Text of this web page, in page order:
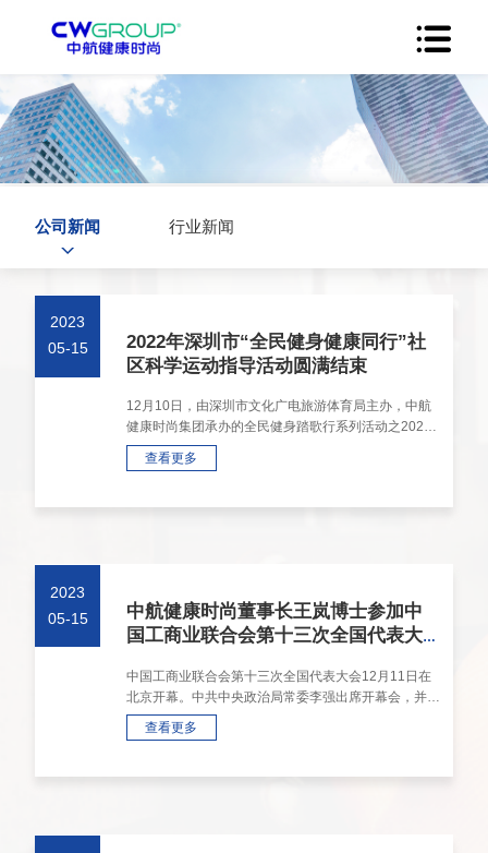
公司新闻 行业新闻
2023
05-15
2022年深圳市“全民健身健康同行”社
区科学运动指导活动圆满结束
12月10日，由深圳市文化广电旅游体育局主办，中航
健康时尚集团承办的全民健身踏歌行系列活动之2022
年深圳市“全民健身健康同行”社区科学运动指导活动正
式启动。/////人···
查看更多
2023
05-15
中航健康时尚董事长王岚博士参加中
国工商业联合会第十三次全国代表大
中国工商业联合会第十三次全国代表大会12月11日在
北京开幕。中共中央政治局常委李强出席开幕会，并代
表中共中央、国务院致贺词。/////中国工商业联合会第
十三次全国代表大会···
查看更多